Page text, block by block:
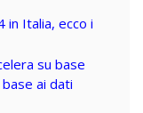
in Italia, ecco i
su base
ai dati